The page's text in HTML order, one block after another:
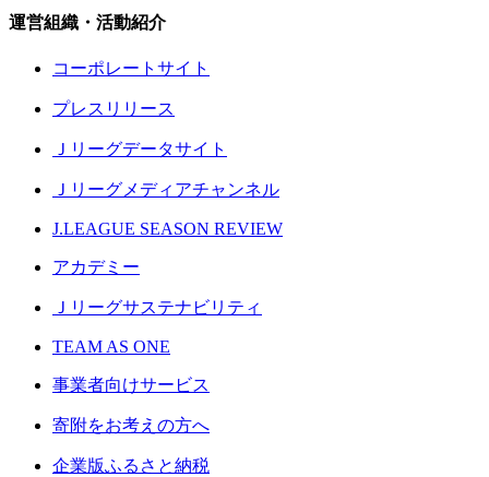
運営組織・活動紹介
コーポレートサイト
プレスリリース
Ｊリーグデータサイト
Ｊリーグメディアチャンネル
J.LEAGUE SEASON REVIEW
アカデミー
Ｊリーグサステナビリティ
TEAM AS ONE
事業者向けサービス
寄附をお考えの方へ
企業版ふるさと納税